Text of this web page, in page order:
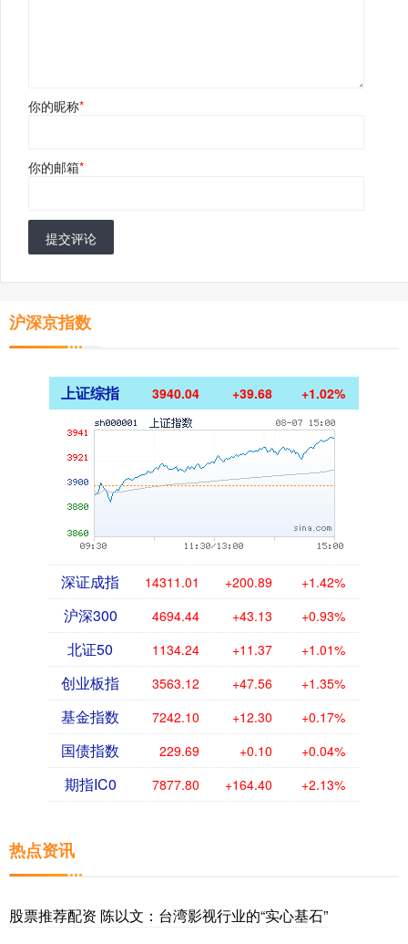
你的昵称*
你的邮箱*
提交评论
沪深京指数
上证综指 3940.04 +39.68 +1.02%
深证成指 14311.01 +200.89 +1.42%
沪深300 4694.44 +43.13 +0.93%
北证50 1134.24 +11.37 +1.01%
创业板指 3563.12 +47.56 +1.35%
基金指数 7242.10 +12.30 +0.17%
国债指数 229.69 +0.10 +0.04%
期指IC0 7877.80 +164.40 +2.13%
热点资讯
股票推荐配资 陈以文：台湾影视行业的“实心基石”